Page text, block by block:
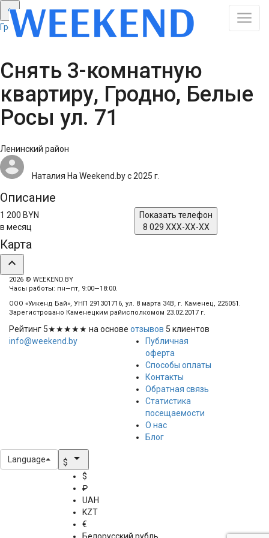
Гродно: Смотреть все результаты
Снять 3-комнатную
квартиру, Гродно, Белые
Росы ул. 71
Ленинский район
Наталия На Weekend.by с 2025 г.
Описание
1 200 BYN
в месяц
Показать телефон
8 029 XXX-XX-XX
Карта
expand_less
2026 © WEEKEND.BY
Часы работы: пн—пт, 9:00—18:00.
ООО «Уикенд Бай», УНП 291301716, ул. 8 марта 34В, г. Каменец, 225051.
Зарегистровано Каменецким райисполкомом 23.02.2017 г.
Рейтинг 5★★★★★ на основе отзывов 5 клиентов
info@weekend.by
Публичная
оферта
Способы оплаты
Контакты
Обратная связь
Статистика
посещаемости
О нас
Блог
Language $ arrow_drop_down
$
₽
UAH
KZT
€